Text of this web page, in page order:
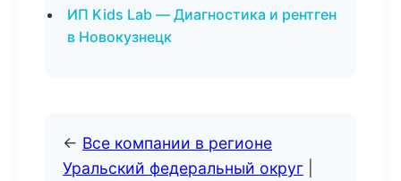
ИП Kids Lab — Диагностика и рентген
в Новокузнецк
← Все компании в регионе
Уральский федеральный округ